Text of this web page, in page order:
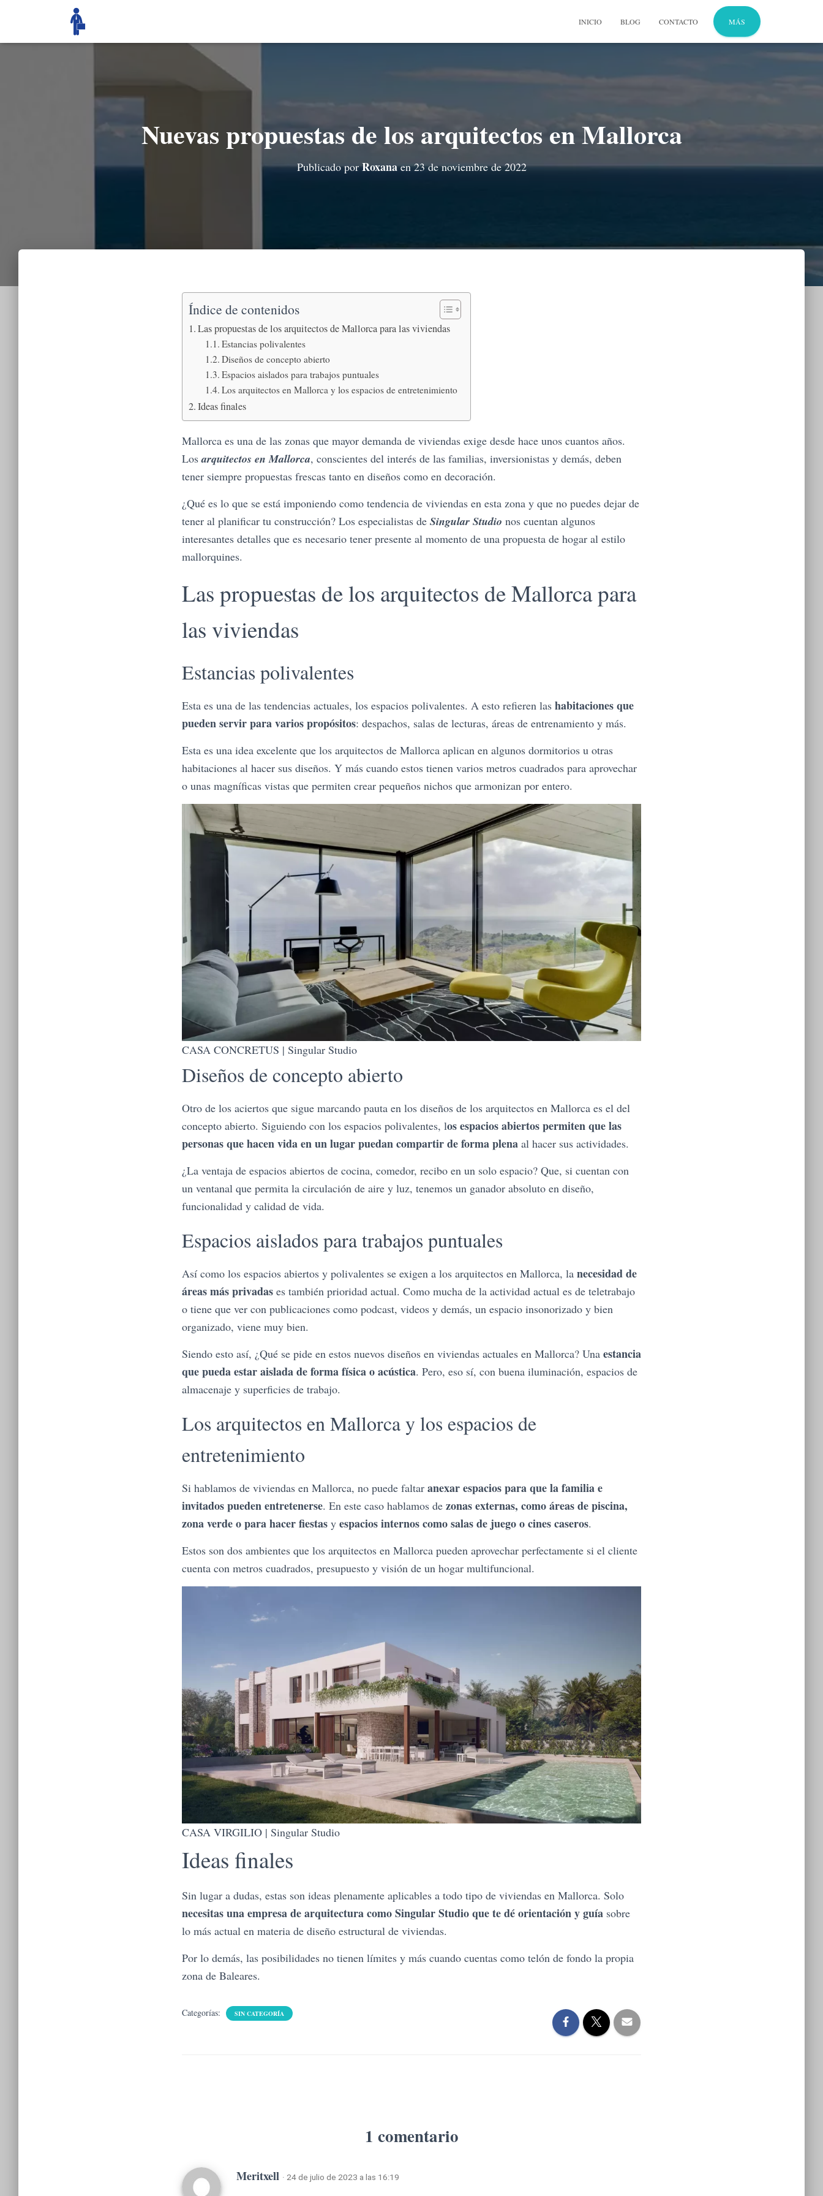
INICIO BLOG CONTACTO MÁS
Nuevas propuestas de los arquitectos en Mallorca
Publicado porRoxanaen23 de noviembre de 2022
Índice de contenidos
Las propuestas de los arquitectos de Mallorca para las viviendas
Estancias polivalentes
Diseños de concepto abierto
Espacios aislados para trabajos puntuales
Los arquitectos en Mallorca y los espacios de entretenimiento
Ideas finales
Mallorca es una de las zonas que mayor demanda de viviendas exige desde hace unos cuantos años.
Losarquitectos en Mallorca, conscientes del interés de las familias, inversionistas y demás, deben
tener siempre propuestas frescas tanto en diseños como en decoración.
¿Qué es lo que se está imponiendo como tendencia de viviendas en esta zona y que no puedes dejar de
tener al planificar tu construcción? Los especialistas de Singular Studio nos cuentan algunos
interesantes detalles que es necesario tener presente al momento de una propuesta de hogar al estilo
mallorquines.
Las propuestas de los arquitectos de Mallorca para
las viviendas
Estancias polivalentes
Esta es una de las tendencias actuales, los espacios polivalentes. A esto refieren las habitaciones que
pueden servir para varios propósitos: despachos, salas de lecturas, áreas de entrenamiento y más.
Esta es una idea excelente que los arquitectos de Mallorca aplican en algunos dormitorios u otras
habitaciones al hacer sus diseños. Y más cuando estos tienen varios metros cuadrados para aprovechar
o unas magníficas vistas que permiten crear pequeños nichos que armonizan por entero.
CASA CONCRETUS | Singular Studio
Diseños de concepto abierto
Otro de los aciertos que sigue marcando pauta en los diseños de los arquitectos en Mallorca es el del
concepto abierto. Siguiendo con los espacios polivalentes, los espacios abiertos permiten que las
personas que hacen vida en un lugar puedan compartir de forma plena al hacer sus actividades.
¿La ventaja de espacios abiertos de cocina, comedor, recibo en un solo espacio? Que, si cuentan con
un ventanal que permita la circulación de aire y luz, tenemos un ganador absoluto en diseño,
funcionalidad y calidad de vida.
Espacios aislados para trabajos puntuales
Así como los espacios abiertos y polivalentes se exigen a los arquitectos en Mallorca, la necesidad de
áreas más privadas es también prioridad actual. Como mucha de la actividad actual es de teletrabajo
o tiene que ver con publicaciones como podcast, videos y demás, un espacio insonorizado y bien
organizado, viene muy bien.
Siendo esto así, ¿Qué se pide en estos nuevos diseños en viviendas actuales en Mallorca? Una estancia
que pueda estar aislada de forma física o acústica. Pero, eso sí, con buena iluminación, espacios de
almacenaje y superficies de trabajo.
Los arquitectos en Mallorca y los espacios de
entretenimiento
Si hablamos de viviendas en Mallorca, no puede faltar anexar espacios para que la familia e
invitados pueden entretenerse. En este caso hablamos de zonas externas, como áreas de piscina,
zona verde o para hacer fiestas y espacios internos como salas de juego o cines caseros.
Estos son dos ambientes que los arquitectos en Mallorca pueden aprovechar perfectamente si el cliente
cuenta con metros cuadrados, presupuesto y visión de un hogar multifuncional.
CASA VIRGILIO | Singular Studio
Ideas finales
Sin lugar a dudas, estas son ideas plenamente aplicables a todo tipo de viviendas en Mallorca. Solo
necesitas una empresa de arquitectura como Singular Studio que te dé orientación y guía sobre
lo más actual en materia de diseño estructural de viviendas.
Por lo demás, las posibilidades no tienen límites y más cuando cuentas como telón de fondo la propia
zona de Baleares.
Categorías: SIN CATEGORÍA
1 comentario
Meritxell · 24 de julio de 2023 a las 16:19